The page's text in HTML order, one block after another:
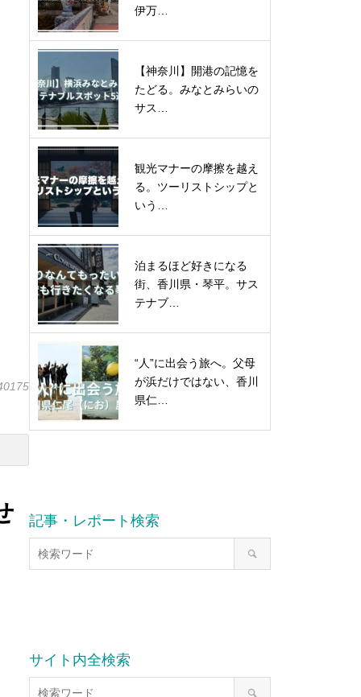
伊万…
【神奈川】開港の記憶を
たどる。みなとみらいの
サス…
観光マナーの摩擦を越え
る。ツーリストシップと
いう…
泊まるほど好きになる
街、香川県・琴平。サス
テナブ…
“人”に出会う旅へ。父母
が浜だけではない、香川
県仁…
記事・レポート検索
サイト内全検索